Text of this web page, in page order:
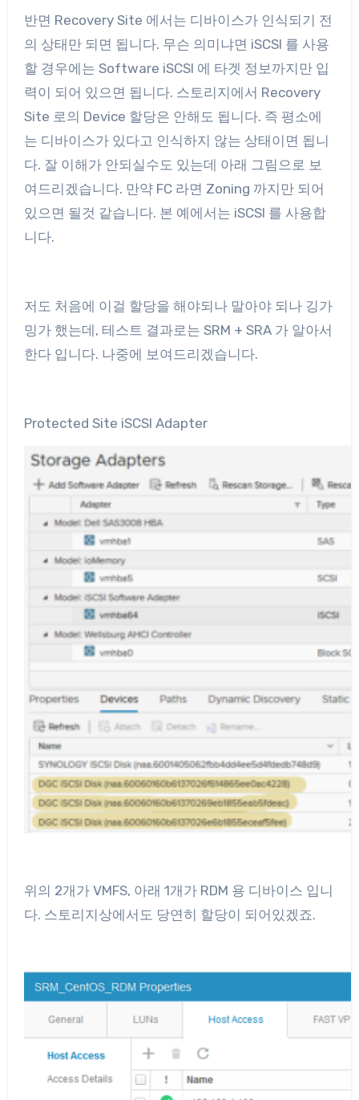
반면 Recovery Site 에서는 디바이스가 인식되기 전
의 상태만 되면 됩니다. 무슨 의미냐면 iSCSI 를 사용
할 경우에는 Software iSCSI 에 타겟 정보까지만 입
력이 되어 있으면 됩니다. 스토리지에서 Recovery
Site 로의 Device 할당은 안해도 됩니다. 즉 평소에
는 디바이스가 있다고 인식하지 않는 상태이면 됩니
다. 잘 이해가 안되실수도 있는데 아래 그림으로 보
여드리겠습니다. 만약 FC 라면 Zoning 까지만 되어
있으면 될것 같습니다. 본 예에서는 iSCSI 를 사용합
니다.
저도 처음에 이걸 할당을 해야되나 말아야 되나 깅가
밍가 했는데, 테스트 결과로는 SRM + SRA 가 알아서
한다 입니다. 나중에 보여드리겠습니다.
Protected Site iSCSI Adapter
위의 2개가 VMFS, 아래 1개가 RDM 용 디바이스 입니
다. 스토리지상에서도 당연히 할당이 되어있겠죠.